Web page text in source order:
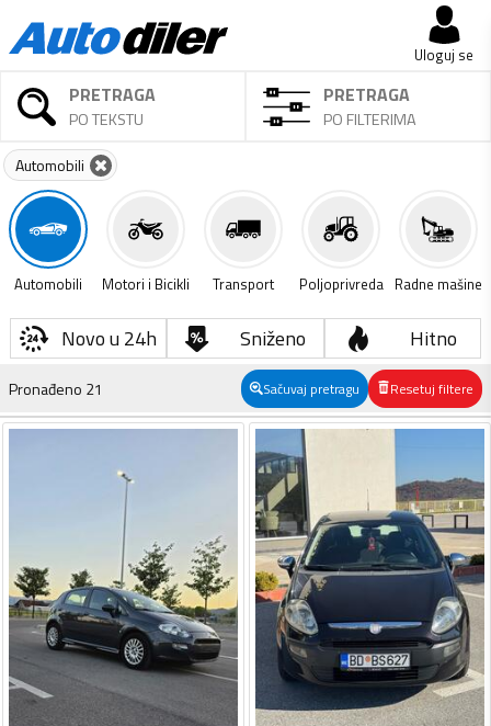
Uloguj se
PRETRAGA
PO TEKSTU
PRETRAGA
PO FILTERIMA
Automobili
Automobili Motori i Bicikli Transport Poljoprivreda Radne mašine
Novo u 24h Sniženo Hitno
Pronađeno 21 Sačuvaj pretragu Resetuj filtere